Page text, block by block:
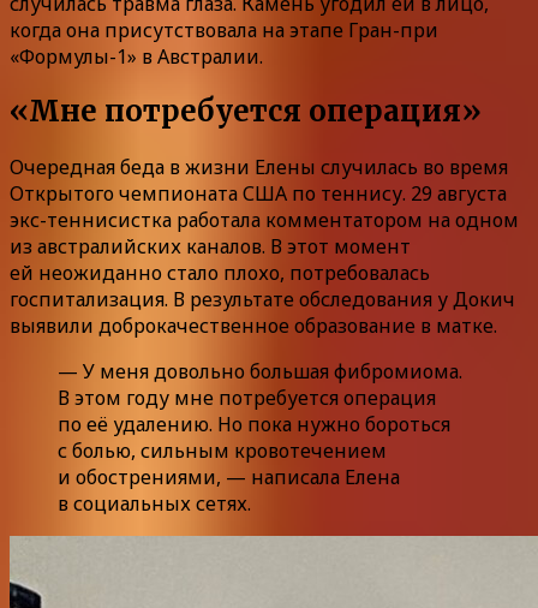
когда она присутствовала на этапе Гран-при
«Формулы-1» в Австралии.
«Мне потребуется операция»
Очередная беда в жизни Елены случилась во время
Открытого чемпионата США по теннису. 29 августа
экс-теннисистка работала комментатором на одном
из австралийских каналов. В этот момент
ей неожиданно стало плохо, потребовалась
госпитализация. В результате обследования у Докич
выявили доброкачественное образование в матке.
— У меня довольно большая фибромиома.
В этом году мне потребуется операция
по её удалению. Но пока нужно бороться
с болью, сильным кровотечением
и обострениями, — написала Елена
в социальных сетях.